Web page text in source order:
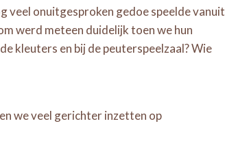
veel onuitgesproken gedoe speelde vanuit
werd meteen duidelijk toen we hun
kleuters en bij de peuterspeelzaal? Wie
we veel gerichter inzetten op